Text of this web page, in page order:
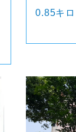
0.85キロ